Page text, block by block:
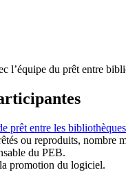
l’équipe du prêt entre
prêt entre les
ou reproduits, nombre
du PEB.
promotion du logiciel.